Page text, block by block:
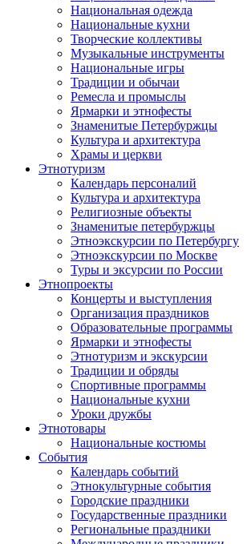
Национальная одежда
Национальные кухни
Творческие коллективы
Музыкальные инструменты
Национальные игры
Традиции и обычаи
Ремесла и промыслы
Ярмарки и этнофесты
Знаменитые Петербуржцы
Культура и архитектура
Храмы и церкви
Этнотуризм
Календарь персоналий
Культура и архитектура
Религиозные объекты
Знаменитые петербуржцы
Этноэкскурсии по Петербургу
Этноэкскурсии по Москве
Туры и эксурсии по России
Этнопроекты
Концерты и выступления
Организация праздников
Образовательные программы
Ярмарки и этнофесты
Этнотуризм и экскурсии
Традиции и обряды
Спортивные программы
Национальные кухни
Уроки дружбы
Этнотовары
Национальные костюмы
События
Календарь событий
Этнокультурные события
Городские праздники
Государственные праздники
Региональные праздники